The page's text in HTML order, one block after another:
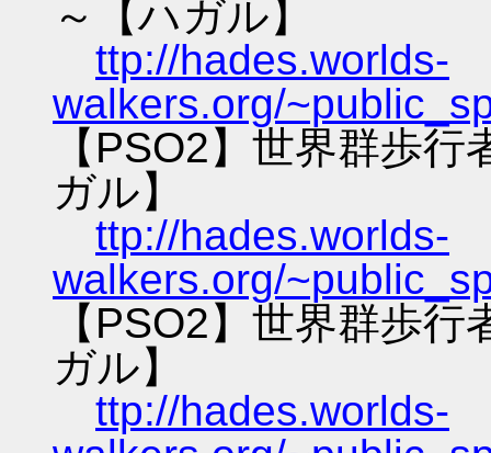
～【ハガル】
ttp://hades.worlds-
walkers.org/
【PSO2】世界群歩
ガル】
ttp://hades.worlds-
walkers.org/
【PSO2】世界群歩
ガル】
ttp://hades.worlds-